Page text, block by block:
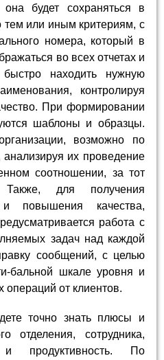
она будет сохраняться в
тем или иным критериям, с
номера, который в
во всех отчетах и
быстро находить нужную
контролируя
При формировании
шаблоны и образцы.
возможно по
их проведение
соотношении, за тот
для получения
повышения качества,
работа с
задач над каждой
сообщений, с целью
бальной шкале уровня и
операций от клиентов.
точно знать плюсы и
отделения, сотрудника,
продуктивность. По